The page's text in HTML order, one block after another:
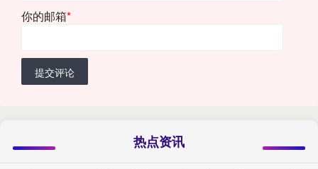
你的邮箱*
提交评论
热点资讯